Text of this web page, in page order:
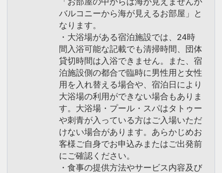
バルコニーから海が見えるお部屋」と
なります。
・大浴場がある宿泊施設では、24時
間入浴可能な記載でも清掃時間、団体
貸切時間は入浴できません。また、宿
泊施設側の都合で臨時に男性用と女性
用を入れ替える場合や、宿泊日により
大浴場の利用ができない場合もありま
す。大浴場・プール・スパはタトゥー
や刺青が入っている方はご入場いただ
けない場合があります。あらかじめお
客様ご自身でお申込みまたはご出発前
にご確認ください。
・食事の提供方法やサービス内容及び